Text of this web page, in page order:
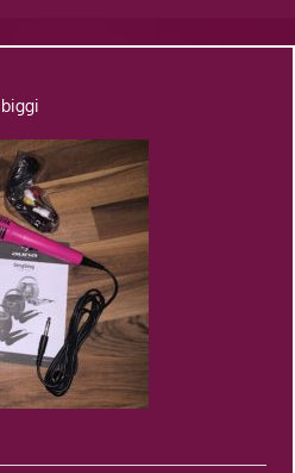
biggi